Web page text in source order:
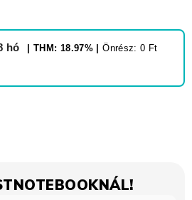
hó | THM: 18.97% |Önrész: 0 Ft